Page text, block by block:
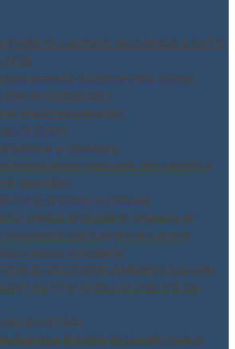
DI LAVORO ACCORDO STATO
2025
Antincendio nuovo
01-02/09/2021
elettromagnetici
231/2001
a Distanza
manuale dei carichi e
ripetitivi
Ottiche Artificiali
UNICO 81/2028 in materia di
Sicurezza nei Luoghi di Lavoro
Lavoro Correlato
DI GESTIONE AMBIENTALE UNI
TUTTO QUELLO CHE C’È DA
EN ISO 37001
Rischio incendio nuovo